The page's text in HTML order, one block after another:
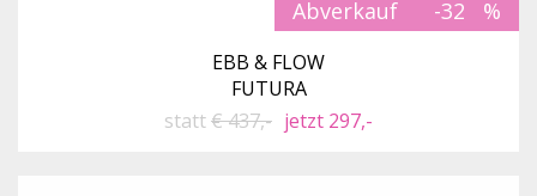
Abverkauf -32
EBB & FLOW
FUTURA
statt€ 437,- jetzt 297,-